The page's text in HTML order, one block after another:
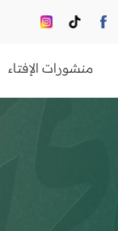
منشورات الإفتاء